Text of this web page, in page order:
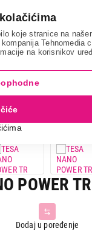
koje stranice na
, kompanija Tehnomedia
na korisnikov
Samolepljivi
POWER
Dodaj u poređenje